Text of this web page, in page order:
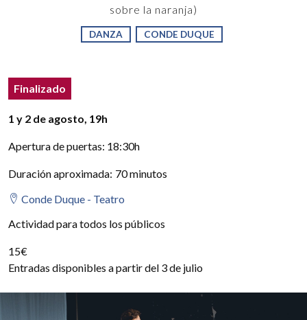
sobre la naranja)
DANZA CONDE DUQUE
Estado del evento
Estado:
Finalizado
Detalles del evento
1 y 2 de agosto, 19h
Apertura de puertas: 18:30h
Duración aproximada: 70 minutos
Conde Duque - Teatro
Actividad para todos los públicos
15€
Entradas disponibles a partir del 3 de julio